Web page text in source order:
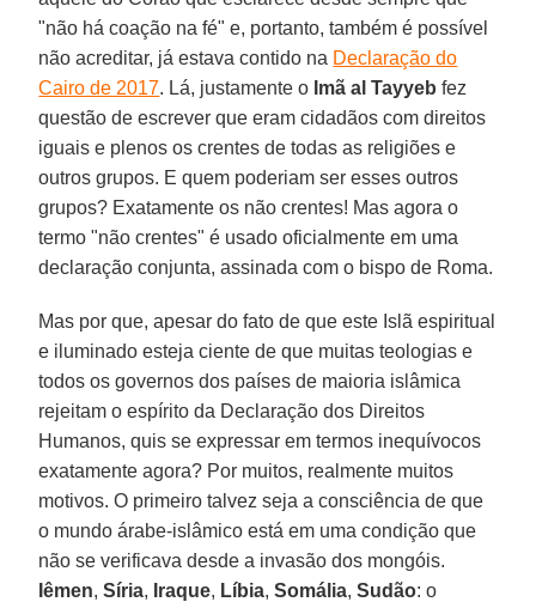
"não há coação na fé" e, portanto, também é possível
não acreditar, já estava contido na Declaração do
Cairo de 2017. Lá, justamente o Imã al Tayyeb fez
questão de escrever que eram cidadãos com direitos
iguais e plenos os crentes de todas as religiões e
outros grupos. E quem poderiam ser esses outros
grupos? Exatamente os não crentes! Mas agora o
termo "não crentes" é usado oficialmente em uma
declaração conjunta, assinada com o bispo de Roma.
Mas por que, apesar do fato de que este Islã espiritual
e iluminado esteja ciente de que muitas teologias e
todos os governos dos países de maioria islâmica
rejeitam o espírito da Declaração dos Direitos
Humanos, quis se expressar em termos inequívocos
exatamente agora? Por muitos, realmente muitos
motivos. O primeiro talvez seja a consciência de que
o mundo árabe-islâmico está em uma condição que
não se verificava desde a invasão dos mongóis.
Iêmen,Síria, Iraque, Líbia,Somália,Sudão: o